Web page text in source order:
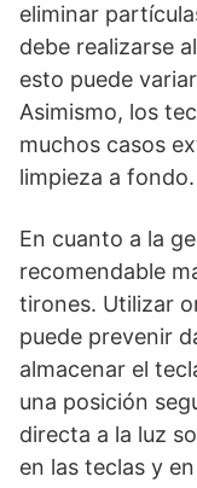
eliminar
debe realizarse
esto puede
Asimismo, los
muchos casos
limpieza a fondo.
En cuanto a la
recomendable
tirones. Utilizar
puede prevenir
almacenar el
una posición
directa a la luz
en las teclas y